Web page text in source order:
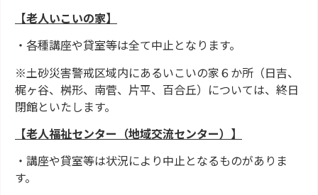
【老人いこいの家】
・各種講座や貸室等は全て中止となります。
※土砂災害警戒区域内にあるいこいの家６か所（日吉、
梶ヶ谷、桝形、南菅、片平、百合丘）については、終日
閉館といたします。
【老人福祉センター（地域交流センター）】
・講座や貸室等は状況により中止となるものがありま
す。